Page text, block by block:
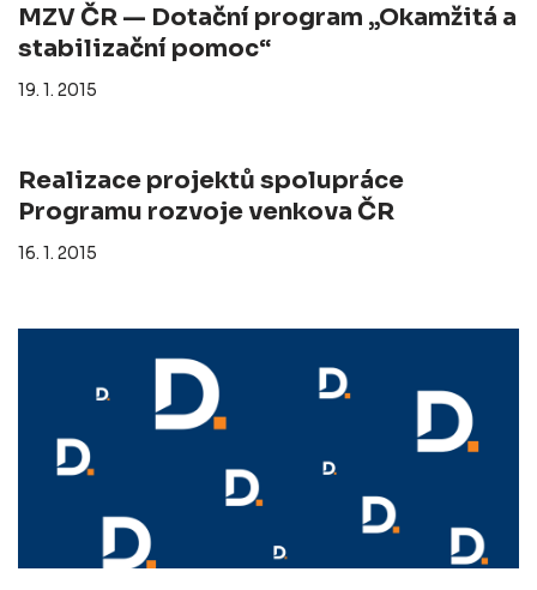
MZV ČR — Dotační program „Okamžitá a
stabilizační pomoc“
19. 1. 2015
Realizace projektů spolupráce
Programu rozvoje venkova ČR
16. 1. 2015